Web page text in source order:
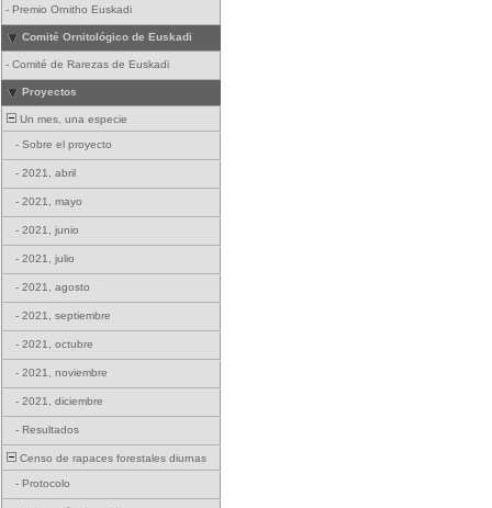
- Premio Ornitho Euskadi
Comité Ornitológico de Euskadi
- Comité de Rarezas de Euskadi
Proyectos
Un mes, una especie
- Sobre el proyecto
- 2021, abril
- 2021, mayo
- 2021, junio
- 2021, julio
- 2021, agosto
- 2021, septiembre
- 2021, octubre
- 2021, noviembre
- 2021, diciembre
- Resultados
Censo de rapaces forestales diurnas
- Protocolo